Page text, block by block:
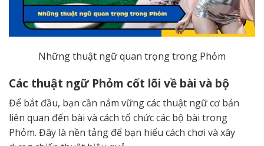
Những thuật ngữ quan trọng trong Phỏm
Các thuật ngữ Phỏm cốt lõi về bài và bộ
Để bắt đầu, bạn cần nắm vững các thuật ngữ cơ bản
liên quan đến bài và cách tổ chức các bộ bài trong
Phỏm. Đây là nền tảng để bạn hiểu cách chơi và xây